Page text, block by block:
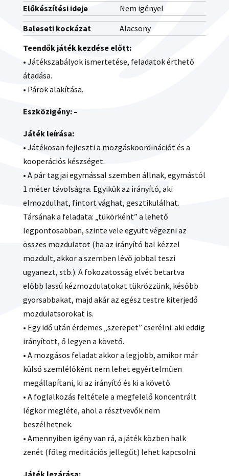
Előkészítési ideje
Nem igényel
Baleseti kockázat
Alacsony
Teendők játék kezdése előtt:
• Játékszabályok ismertetése, feladatok érthető
átadása.
• Párok alakítása.
Eszközigény: –
Játék leírása:
• Játékosan fejleszti a mozgáskoordinációt és a
kooperációs készséget.
• A pár tagjai egymással szemben állnak, egymástól
1 méter távolságra. Egyikük az irányító, aki
elmozdulhat, fintort vághat, gesztikulálhat.
Társának a feladata: „tükörként” a lehető
legpontosabban, szinte vele együtt végezni az
összes mozdulatot (ha az irányító bal kézzel
mozdult, akkor a szemben lévő jobbal teszi
ugyanezt, stb.). A fokozatosság elvét betartva
előbb lassú kézmozdulatokat tükrözzünk, később
gyorsabbakat, majd akár az egész testre kiterjedő
mozdulatsorokat is.
• Egy idő után érdemes „szerepet” cserélni: aki eddig
irányított, ő legyen a követő.
• A mozgásos feladat akkor a legjobb, amikor már
külső szemlélőként nem lehet egyértelműen
megállapítani, ki az irányító és ki a követő.
• A foglalkozás feltétele a megfelelő koncentrált
légkör megléte, ahol a résztvevők nem
beszélhetnek.
• Amennyiben igény van rá, a játék közben halk
zenét (főleg meditációs jellegűt) lehet kapcsolni.
Játék lezárása: